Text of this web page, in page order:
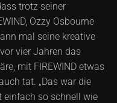
trotz seiner
Ozzy Osbourne
mal seine kreative
vier Jahren das
mit FIREWIND etwas
tat. „Das war die
einfach so schnell wie